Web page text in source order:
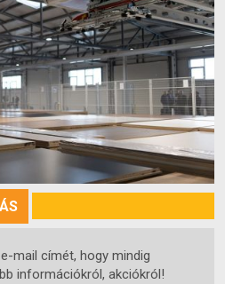
mail címét, hogy mindig
információkról, akciókról!